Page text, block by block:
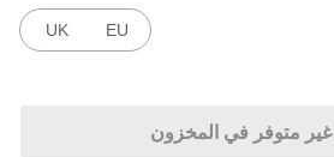
EU
UK
غير متوفر في المخزون